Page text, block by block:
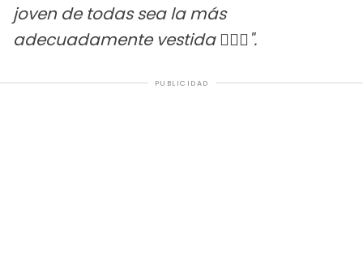
joven de todas sea la más
adecuadamente vestida 🤷🏻‍♀️".
PUBLICIDAD